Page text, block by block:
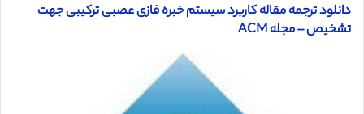
دانلود ترجمه مقاله کاربرد سیستم خبره فازی عصبی ترکیبی جهت
تشخیص – مجله ACM